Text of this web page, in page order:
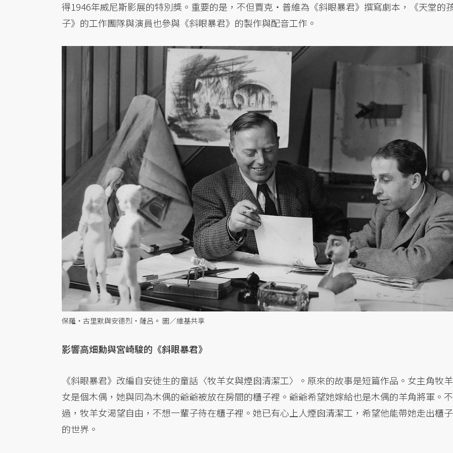
得1946年威尼斯影展的特別獎。重要的是，不但賈克・普維為《斜眼暴君》撰寫劇本，《天堂的
子》的工作團隊與演員也參與《斜眼暴君》的製作與配音工作。
保羅・古里默與安德烈・薩呂。 圖／維基共享
影響高畑勳與宮崎駿的《斜眼暴君》
《斜眼暴君》改編自安徒生的童話〈牧羊女與煙囪清潔工〉。原來的故事是短篇作品。女主角牧羊
女是個木偶，她與同為木偶的爺爺被放在房間的櫃子裡。爺爺希望她嫁給也是木偶的羊角將軍。不
過，牧羊女渴望自由，不想一輩子待在櫃子裡。她已有心上人煙囪清潔工，希望他能帶她走出櫃子
的世界。